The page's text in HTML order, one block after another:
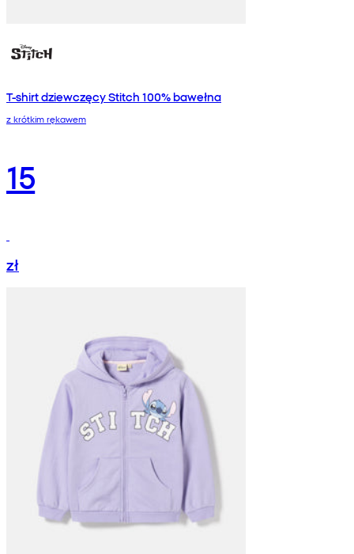
T-shirt dziewczęcy Stitch 100% bawełna
z krótkim rękawem
15
zł